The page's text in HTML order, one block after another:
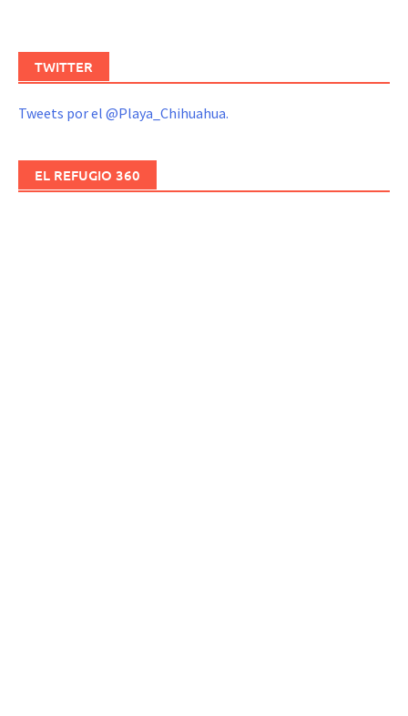
TWITTER
Tweets por el @Playa_Chihuahua.
EL REFUGIO 360